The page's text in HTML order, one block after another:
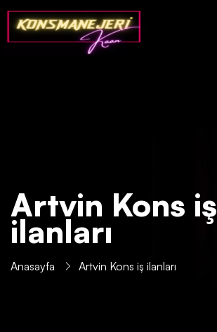
Artvin Kons iş
ilanları
Anasayfa Artvin Kons iş ilanları